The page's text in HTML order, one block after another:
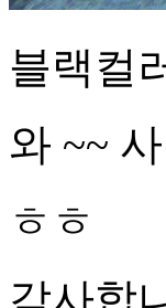
블랙컬
와 ~~
ㅎㅎ
감사합